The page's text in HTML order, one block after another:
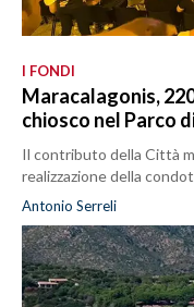
I FONDI
Maracalagonis,
chiosco nel Parco
Il contributo della Città
realizzazione della
Antonio Serreli